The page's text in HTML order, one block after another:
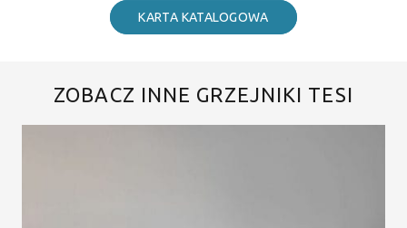
KARTA KATALOGOWA
ZOBACZ INNE GRZEJNIKI TESI